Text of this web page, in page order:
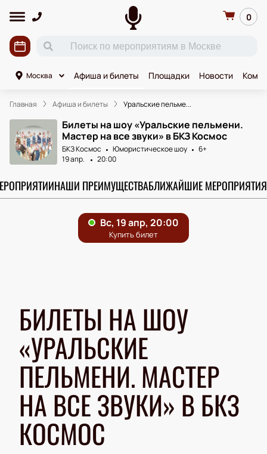
0
Москва Афиша и билеты Площадки Новости
Главная Афиша и билеты Уральские пельме...
Билеты на шоу «Уральские пельмени.
Мастер на все звуки» в БКЗ Космос
БКЗ Космос Юмористическое шоу
6+
19 апр.
20:00
НАШИ ПРЕИМУЩЕСТВАБЛИЖАЙШИЕ МЕРОПРИЯТИЯ
БИЛЕТЫ НА ШОУ
«УРАЛЬСКИЕ
ПЕЛЬМЕНИ. МАСТЕР
НА ВСЕ ЗВУКИ» В БКЗ
КОСМОС